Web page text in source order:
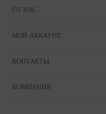
ОТ НАС
МОЙ АККАУНТ
КОНТАКТЫ
КОМПАНИЯ